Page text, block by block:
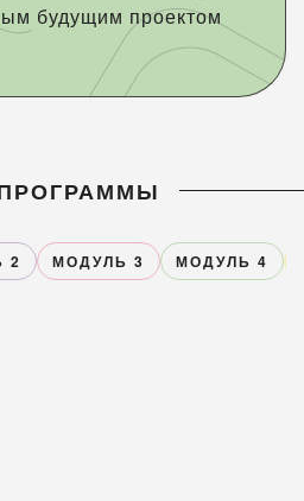
будущим проектом
2 МОДУЛЬ 3 МОДУЛЬ 4